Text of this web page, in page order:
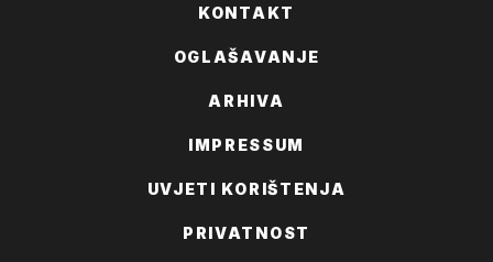
KONTAKT
OGLAŠAVANJE
ARHIVA
IMPRESSUM
UVJETI KORIŠTENJA
PRIVATNOST